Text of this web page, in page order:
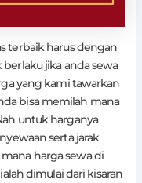
terbaik harus dengan
jika anda sewa
yang kami tawarkan
bisa memilah mana
untuk harganya
serta jarak
harga sewa di
dimulai dari kisaran